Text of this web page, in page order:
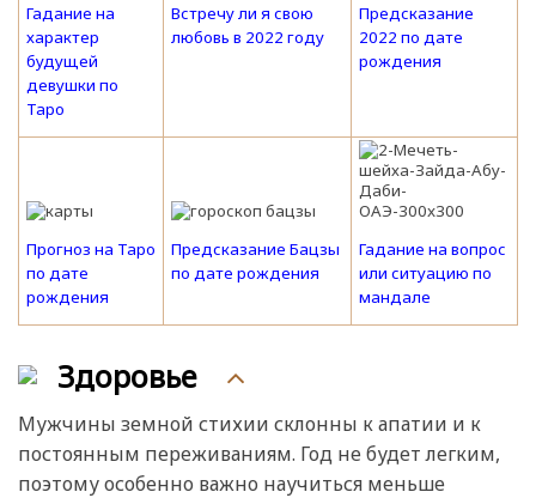
Гадание на
характер
будущей
девушки по
Таро
Встречу ли я свою
любовь в 2022 году
Предсказание
2022 по дате
рождения
Прогноз на Таро
по дате
рождения
Предсказание Бацзы
по дате рождения
Гадание на вопрос
или ситуацию по
мандале
Здоровье
Мужчины земной стихии склонны к апатии и к
постоянным переживаниям. Год не будет легким,
поэтому особенно важно научиться меньше